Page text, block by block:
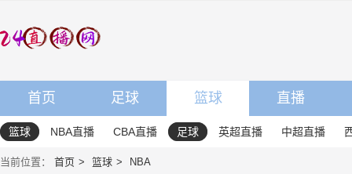
首页 足球 篮球 直播
篮球 NBA直播 CBA直播 足球 英超直播 中超直播
当前位置： 首页 篮球 NBA